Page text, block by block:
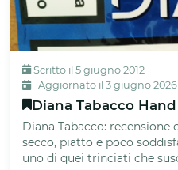
Scritto il 5 giugno 2012
Aggiornato il 3 giugno 2026
Diana Tabacco
Diana Tabacco:
secco, piatto e poco
uno di quei trinciati che